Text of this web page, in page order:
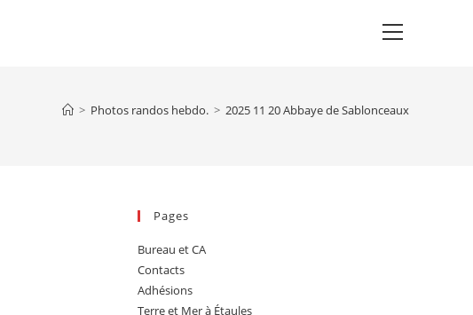
Main
> Photos randos hebdo. > 2025 11 20 Abbaye de Sablonceaux
Pages
Bureau et CA
Contacts
Adhésions
Terre et Mer à Étaules